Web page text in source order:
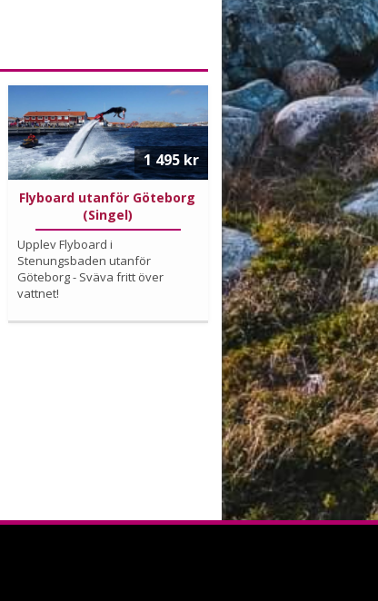
Flyboard utanför Göteborg
(Singel)
Upplev Flyboard i
Stenungsbaden utanför
Göteborg - Sväva fritt över
vattnet!
1 495 kr